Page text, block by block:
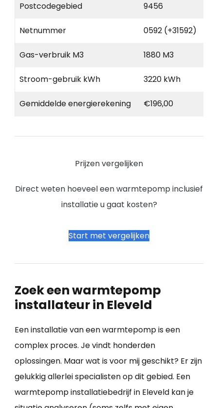
Postcodegebied 9456
Netnummer 0592 (+31592)
Gas-verbruik M3 1880 M3
Stroom-gebruik kWh 3220 kWh
Gemiddelde energierekening €196,00
Prijzen vergelijken
Direct weten hoeveel een warmtepomp inclusief
installatie u gaat kosten?
Start met vergelijken
Zoek een warmtepomp
installateur in Eleveld
Een installatie van een warmtepomp is een
complex proces. Je vindt honderden
oplossingen. Maar wat is voor mij geschikt? Er zijn
gelukkig allerlei specialisten op dit gebied. Een
warmtepomp installatiebedrijf in Eleveld kan je